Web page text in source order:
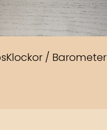
/ Barometer